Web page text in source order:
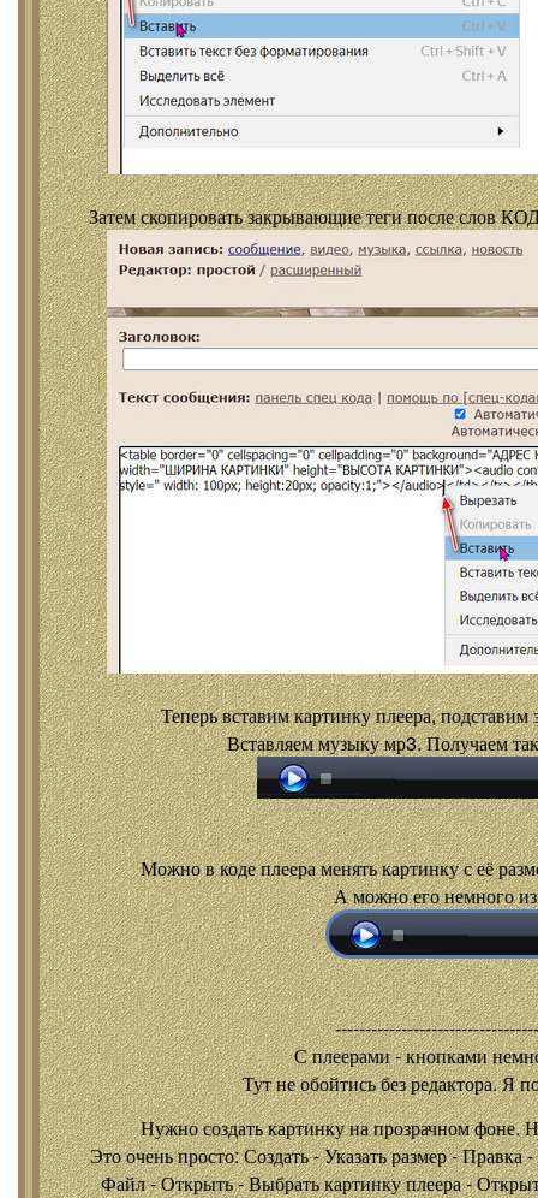
Затем скопировать закрывающие теги после слов
Теперь вставим картинку плеера, подставим
Вставляем музыку мр3. Получаем
Можно в коде плеера менять картинку с её
А можно его немного
С плеерами - кнопками
Тут не обойтись без редактора. Я
Нужно создать картинку на прозрачном фоне.
Это очень просто: Создать - Указать размер -
Файл - Открыть - Выбрать картинку плеера -